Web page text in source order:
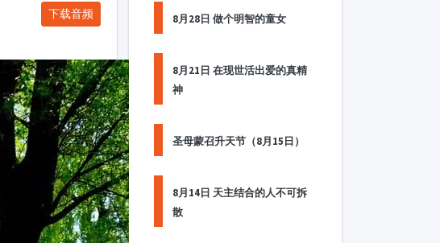
Arrow
increase
or
decrease
volume.
下载音频 8月28日 做个明智的童女
8月21日 在现世活出爱的真精
神
圣母蒙召升天节（8月15日）
8月14日 天主结合的人不可拆
散